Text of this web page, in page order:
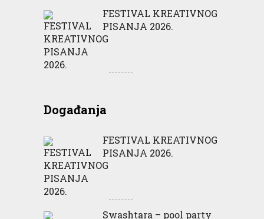
FESTIVAL KREATIVNOG
PISANJA 2026.
Događanja
FESTIVAL KREATIVNOG
PISANJA 2026.
Swashtara – pool party